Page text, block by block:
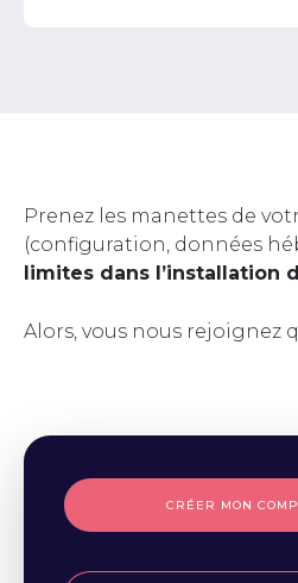
Prenez les manettes de
(configuration, données
limites dans l’installation
Alors, vous nous rejoignez
CRÉER MON